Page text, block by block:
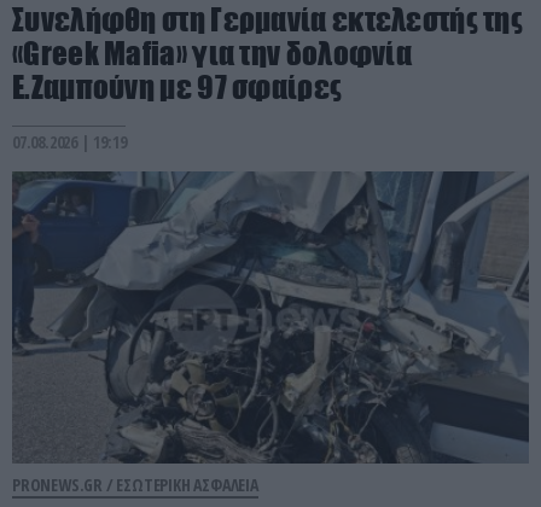
Συνελήφθη στη Γερμανία εκτελεστής της
«Greek Mafia» για την δολοφνία
Ε.Ζαμπούνη με 97 σφαίρες
07.08.2026 | 19:19
PRONEWS.GR / ΕΣΩΤΕΡΙΚΗ ΑΣΦΑΛΕΙΑ